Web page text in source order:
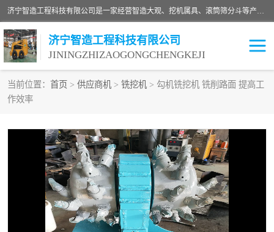
济宁智造工程科技有限公司是一家经营智造大观、挖机属具、滚筒筛分斗等产品的滑移装载机厂家。济宁智造工程科技有限公司奉行以质量赢得用户，诚信为本，互利共赢的宗旨，依靠雄厚的技术力量，科学的管理制度，先进的加工检测设备，始终坚持以客户为中心，免费咨询！
济宁智造工程科技有限公司
JININGZHIZAOGONGCHENGKEJI
当前位置： 首页 > 供应商机 > 铣挖机 > 勾机铣挖机 铣削路面 提高工
作效率
振动夯
铣挖机 移动破碎机
滚筒筛分斗 粉碎钳
液压剪 土壤修复
开沟机